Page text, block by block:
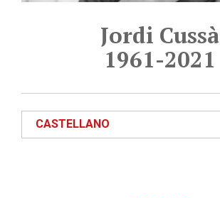
Jordi Cussà
1961-2021
CASTELLANO